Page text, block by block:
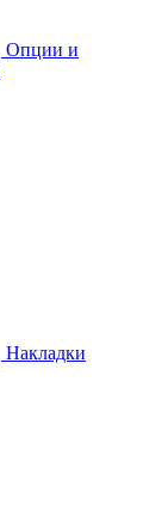
Опции и
Накладки